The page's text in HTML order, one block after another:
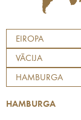
EIROPA
VĀCIJA
HAMBURGA
HAMBURGA